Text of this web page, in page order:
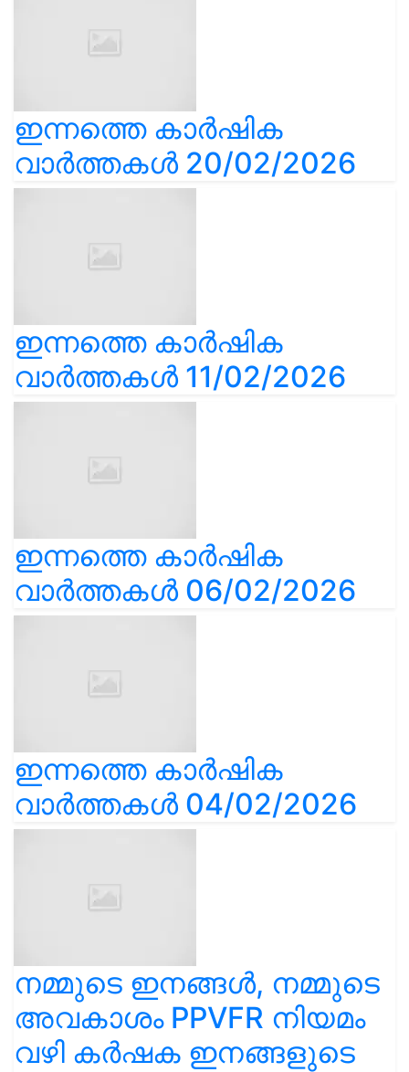
ഇന്നത്തെ കാർഷിക
വാർത്തകൾ 20/02/2026
ഇന്നത്തെ കാർഷിക
വാർത്തകൾ 11/02/2026
ഇന്നത്തെ കാർഷിക
വാർത്തകൾ 06/02/2026
ഇന്നത്തെ കാർഷിക
വാർത്തകൾ 04/02/2026
നമ്മുടെ ഇനങ്ങൾ, നമ്മുടെ
അവകാശം PPVFR നിയമം
വഴി കർഷക ഇനങ്ങളുടെ